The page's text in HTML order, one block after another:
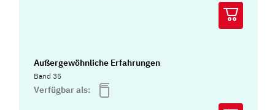
Außergewöhnliche Erfahrungen
Band 35
Verfügbar als: